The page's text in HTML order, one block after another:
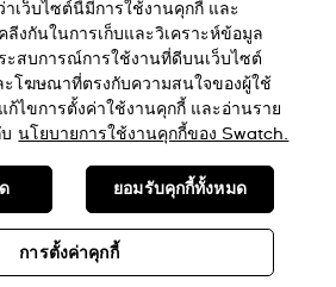
ส่วนตัว นโยบายคุกกี้
ำหนดและเงื่อนไข
SWISS MADE
เว็บไซต์นี้มีการใช้งานคุกกี้ และ
งกันในการเก็บและวิเคราะห์ข้อมูล
ะสบการณ์การใช้งานที่ดีบนเว็บไซต์
ะโฆษณาที่ตรงกับความสนใจของผู้ใช้
ไขการตั้งค่าใช้งานคุกกี้ และอ่านราย
นโยบายการใช้งานคุกกี้ของ Swatch.
การตั้งค่าคุกกี้
ยอมรับคุกกี้ทั้งหมด